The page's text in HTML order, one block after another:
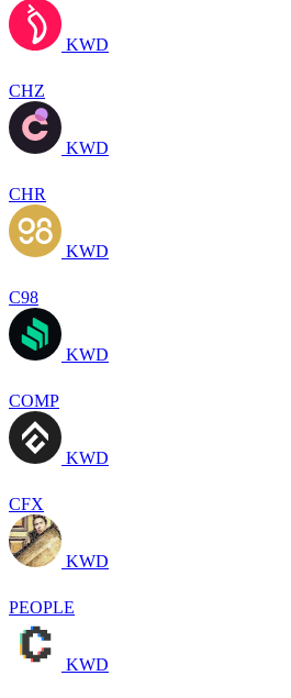
KWD
CHZ
KWD
CHR
KWD
C98
KWD
COMP
KWD
CFX
KWD
PEOPLE
KWD